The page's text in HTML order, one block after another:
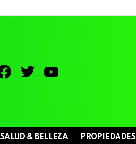
SALUD & BELLEZA PROPIEDADES